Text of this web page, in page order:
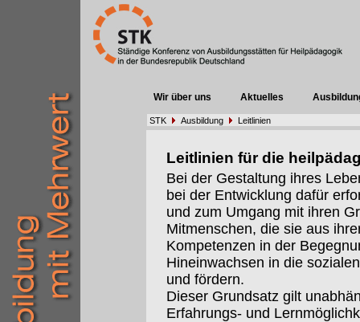
Wir über uns Aktuelles
STK Ausbildung Leitlinien
Leitlinien für die
Bei der Gestaltung ihres
bei der Entwicklung dafür
und zum Umgang mit ihren
Mitmenschen, die sie aus
Kompetenzen in der
Hineinwachsen in die
und fördern.
Dieser Grundsatz gilt
Erfahrungs- und